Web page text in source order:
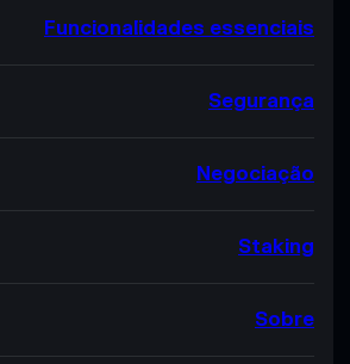
Funcionalidades essenciais
Segurança
Negociação
Staking
Sobre